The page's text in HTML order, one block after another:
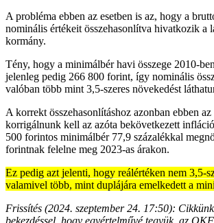
A probléma ebben az esetben is az, hogy a
nominális értékeit összehasonlítva hivatkozik a
kormány.
Tény, hogy a minimálbér havi összege 2010-
jelenleg pedig 266 800 forint, így nominális
valóban több mint 3,5-szeres növekedést
A korrekt összehasonlításhoz azonban ebben az
korrigálnunk kell az azóta bekövetkezett
500 forintos minimálbér 77,9 százalékkal
forintnak felelne meg 2023-as árakon.
Ez pedig azt jelenti, hogy reálértéken nem 3,5-
valamivel több, mint duplájára emelkedett a
Frissítés (2024. szeptember 24. 17:50):